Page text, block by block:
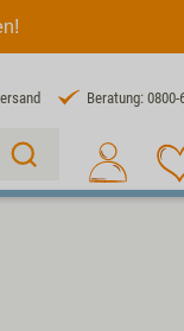
Beratung: 0800-
Suche 1